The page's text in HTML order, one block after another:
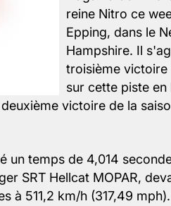
reine Nitro ce
Epping, dans le
Hampshire. Il
troisième victoire
sur cette piste en
victoire de la
un temps de 4,014
SRT Hellcat MOPAR,
à 511,2 km/h (317,49